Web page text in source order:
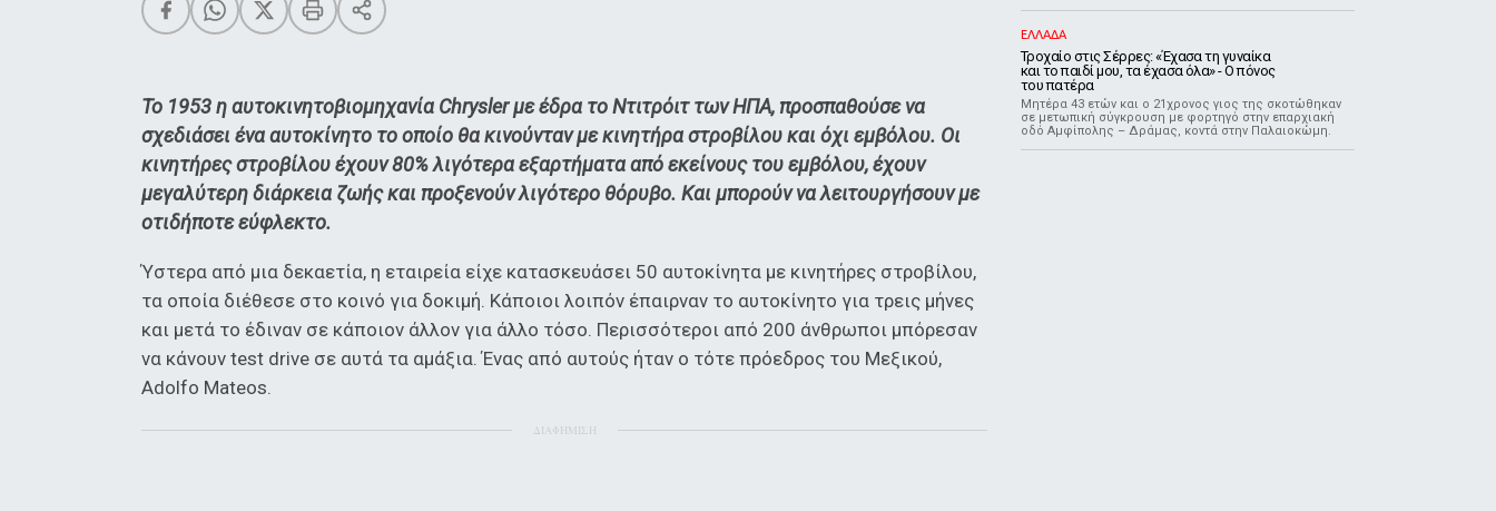
To 1953 η αυτοκινητοβιομηχανία Chrysler με έδρα το Ντιτρόιτ των ΗΠΑ, προσπαθούσε να
σχεδιάσει ένα αυτοκίνητο το οποίο θα κινούνταν με κινητήρα στροβίλου και όχι εμβόλου. Οι
κινητήρες στροβίλου έχουν 80% λιγότερα εξαρτήματα από εκείνους του εμβόλου, έχουν
μεγαλύτερη διάρκεια ζωής και προξενούν λιγότερο θόρυβο. Και μπορούν να λειτουργήσουν με
οτιδήποτε εύφλεκτο.
Ύστερα από μια δεκαετία, η εταιρεία είχε κατασκευάσει 50 αυτοκίνητα με κινητήρες στροβίλου,
τα οποία διέθεσε στο κοινό για δοκιμή. Κάποιοι λοιπόν έπαιρναν το αυτοκίνητο για τρεις μήνες
και μετά το έδιναν σε κάποιον άλλον για άλλο τόσο. Περισσότεροι από 200 άνθρωποι μπόρεσαν
να κάνουν test drive σε αυτά τα αμάξια. Ένας από αυτούς ήταν ο τότε πρόεδρος του Μεξικού,
Adolfo Mateos.
ΔΙΑΦΗΜΙΣΗ
ΕΛΛΑΔΑ
Τροχαίο στις Σέρρες: «Έχασα τη γυναίκα
και το παιδί μου, τα έχασα όλα» - Ο πόνος
του πατέρα
Μητέρα 43 ετών και ο 21χρονος γιος της σκοτώθηκαν
σε μετωπική σύγκρουση με φορτηγό στην επαρχιακή
οδό Αμφίπολης – Δράμας, κοντά στην Παλαιοκώμη.